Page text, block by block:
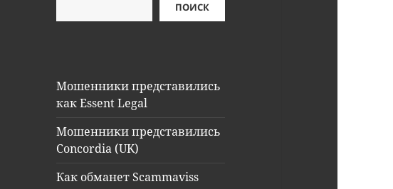
ПОИСК
Мошенники представились
как Essent Legal
Мошенники представились
Concordia (UK)
Как обманет Scammaviss